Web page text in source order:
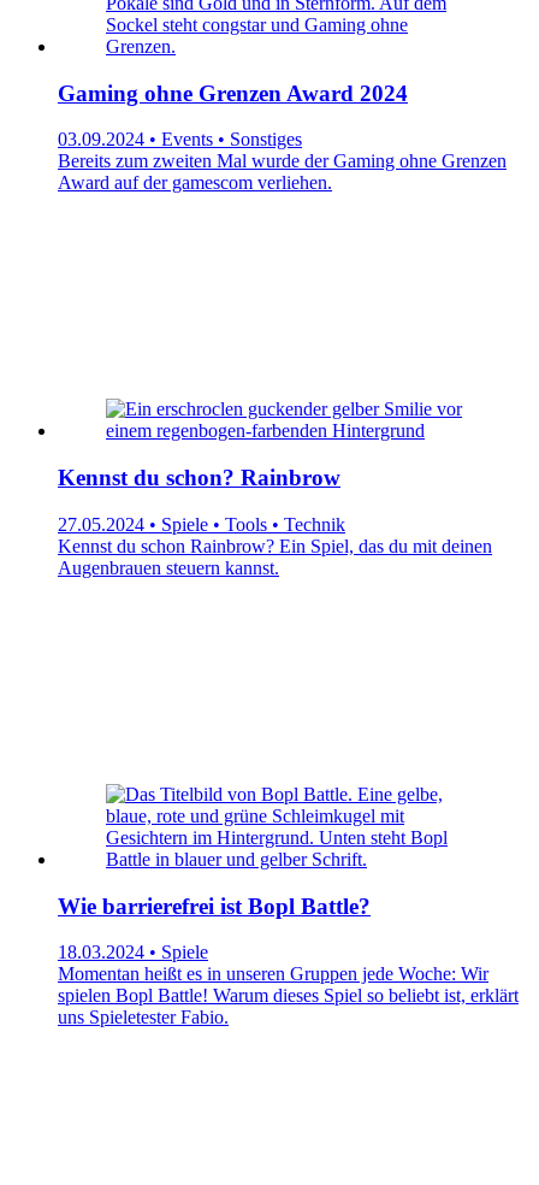
Gaming ohne Grenzen Award 2024
03.09.2024 • Events • Sonstiges
Bereits zum zweiten Mal wurde der Gaming ohne Grenzen
Award auf der gamescom verliehen.
Kennst du schon? Rainbrow
27.05.2024 • Spiele • Tools • Technik
Kennst du schon Rainbrow? Ein Spiel, das du mit deinen
Augenbrauen steuern kannst.
Wie barrierefrei ist Bopl Battle?
18.03.2024 • Spiele
Momentan heißt es in unseren Gruppen jede Woche: Wir
spielen Bopl Battle! Warum dieses Spiel so beliebt ist, erklärt
uns Spieletester Fabio.